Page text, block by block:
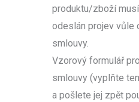
produktu/zboží
odeslán projev vůle
smlouvy.
Vzorový formulář
smlouvy (vyplňte
a pošlete jej zpět